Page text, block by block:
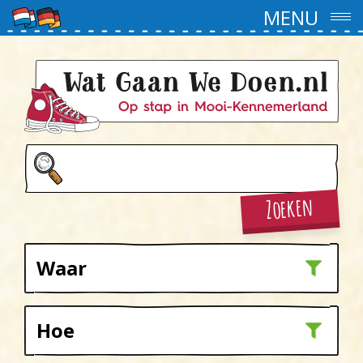
MENU
Zoeken
Waar
In de buurt
Akersloot
Hoe